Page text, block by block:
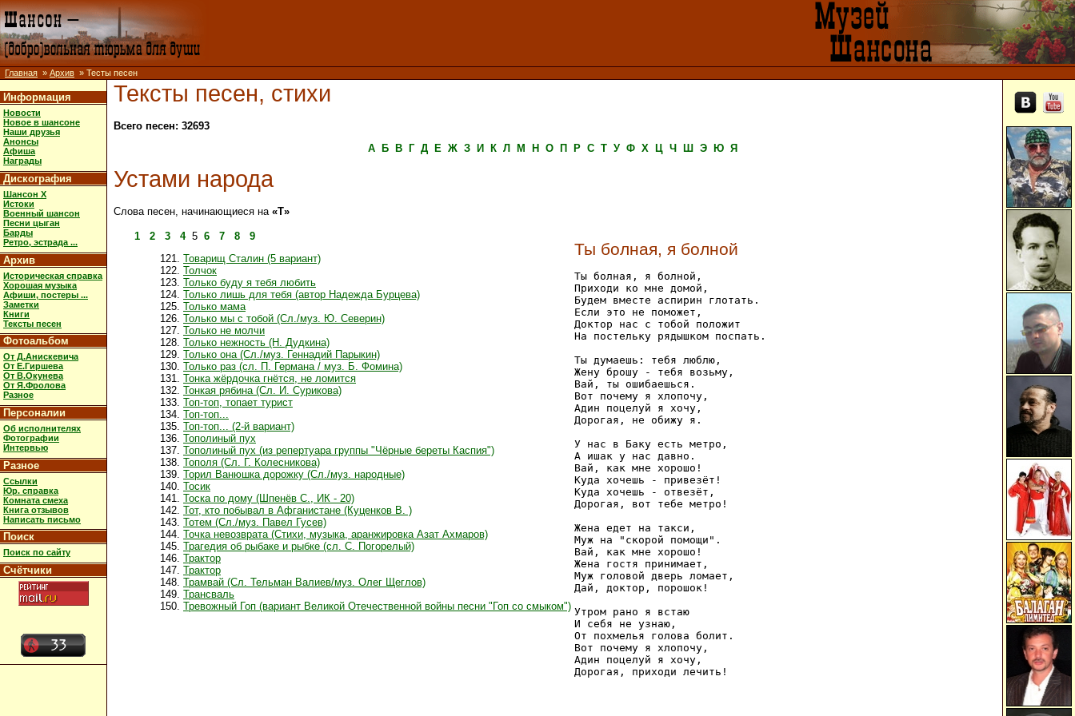
Главная » Архив » Тесты песен
Информация
Новости
Новое в шансоне
Наши друзья
Анонсы
Афиша
Награды
Дискография
Шансон X
Истоки
Военный шансон
Песни цыган
Барды
Ретро, эстрада ...
Архив
Историческая справка
Хорошая музыка
Афиши, постеры ...
Заметки
Книги
Тексты песен
Фотоальбом
От Д.Анискевича
От Е.Гиршева
От В.Окунева
От Я.Фролова
Разное
Персоналии
Об исполнителях
Фотографии
Интервью
Разное
Ссылки
Юр. справка
Комната смеха
Книга отзывов
Написать письмо
Поиск
Поиск по сайту
Счётчики
Тексты песен, стихи
Всего песен: 32693
А
Б В Г Д Е Ж З И К Л М Н О П Р С Т У Ф Х Ц Ч Ш Э Ю Я
Устами народа
Слова песен, начинающиеся на «Т»
1 2 3 45 6 7 8
9
Товарищ Сталин (5 вариант)
Толчок
Только буду я тебя любить
Только лишь для тебя (автор Надежда Бурцева)
Только мама
Только мы с тобой (Сл./муз. Ю. Северин)
Только не молчи
Только нежность (Н. Дудкина)
Только она (Сл./муз. Геннадий Парыкин)
Только раз (сл. П. Германа / муз. Б. Фомина)
Тонка жёрдочка гнётся, не ломится
Тонкая рябина (Сл. И. Сурикова)
Топ-топ, топает турист
Топ-топ...
Топ-топ... (2-й вариант)
Тополиный пух
Тополиный пух (из репертуара группы "Чёрные береты Каспия")
Тополя (Сл. Г. Колесникова)
Торил Ванюшка дорожку (Сл./муз. народные)
Тосик
Тоска по дому (Шпенёв С., ИК - 20)
Тот, кто побывал в Афганистане (Куценков В. )
Тотем (Сл./муз. Павел Гусев)
Точка невозврата (Стихи, музыка, аранжировка Азат Ахмаров)
Трагедия об рыбаке и рыбке (сл. С. Погорелый)
Трактор
Трактор
Трамвай (Сл. Тельман Валиев/муз. Олег Щеглов)
Трансваль
Тревожный Гоп (вариант Великой Отечественной войны песни "Гоп со смыком")
Ты болная, я болной
Ты болная, я болной,
Приходи ко мне домой,
Будем вместе аспирин глотать.
Если это не поможет,
Доктор нас с тобой положит
На постельку рядышком поспать.
Ты думаешь: тебя люблю,
Жену брошу - тебя возьму,
Вай, ты ошибаешься.
Вот почему я хлопочу,
Адин поцелуй я хочу,
Дорогая, не обижу я.
У нас в Баку есть метро,
А ишак у нас давно.
Вай, как мне хорошо!
Куда хочешь - привезёт!
Куда хочешь - отвезёт,
Дорогая, вот тебе метро!
Жена едет на такси,
Муж на "скорой помощи".
Вай, как мне хорошо!
Жена гостя принимает,
Муж головой дверь ломает,
Дай, доктор, порошок!
Утром рано я встаю
И себя не узнаю,
От похмелья голова болит.
Вот почему я хлопочу,
Адин поцелуй я хочу,
Дорогая, приходи лечить!